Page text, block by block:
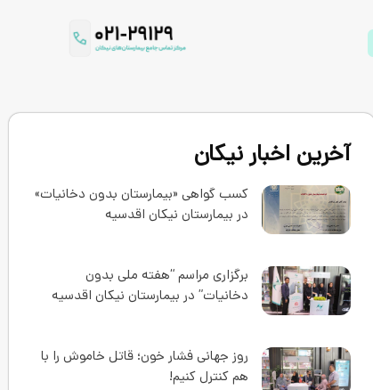
آخرین اخبار نیکان
کسب گواهی «بیمارستان بدون دخانیات»
در بیمارستان نیکان اقدسیه
برگزاری مراسم “هفته ملی بدون
دخانیات” در بیمارستان نیکان اقدسیه
روز جهانی فشار خون؛ قاتل خاموش را با
هم کنترل کنیم!